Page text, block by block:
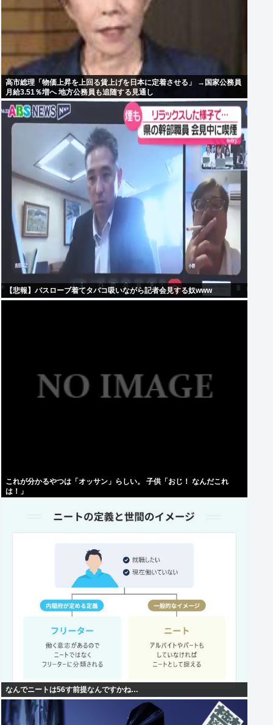
高市総理「物価上昇を上回る賃上げを日本に定着させる」 →国家公務員
月給3.51％増へ 地方公務員も追随する見通し
【悲報】バスローブ着てタバコ吸いながら記者会見する奴www
これが分かるやつは「オッサン」らしい。 子供「おじ！ なんだこれ
は！」
なんでニートは56す前提なんですかね…